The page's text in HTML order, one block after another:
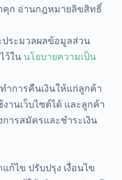
คุก อ่านกฎหมายลิขสิทธิ์
ประมวลผลข้อมูลส่วน
ว้ใน นโยบายความเป็น
ำการคืนเงินให้แก่ลูกค้า
านเว็บไซต์ได้ และลูกค้า
ารสมัครและชำระเงิน
ก้ไข ปรับปรุง เงื่อนไข